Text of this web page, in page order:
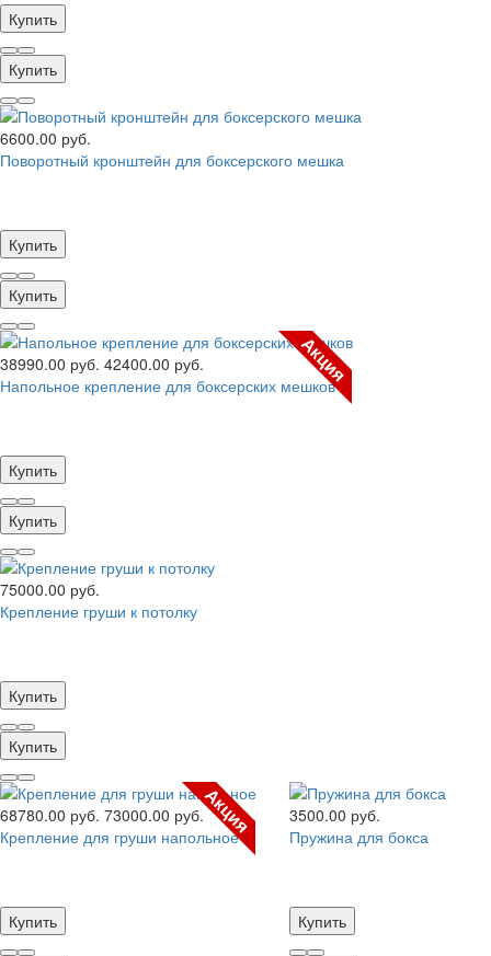
Купить
Купить
6600.00 руб.
Поворотный кронштейн для боксерского мешка
Купить
Купить
Акция
38990.00 руб. 42400.00 руб.
Напольное крепление для боксерских мешков
Купить
Купить
75000.00 руб.
Крепление груши к потолку
Купить
Купить
Акция
68780.00 руб. 73000.00 руб.
Крепление для груши напольное
Купить
3500.00 руб.
Пружина для бокса
Купить